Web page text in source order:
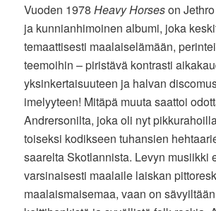
Vuoden 1978Heavy Horseson
ja kunnianhimoinen albumi, joka
temaattisesti maalaiselämään,
teemoihin – piristävä kontrasti
yksinkertaisuuteen ja halvan
imelyyteen! Mitäpä muuta saattoi
Andrersonilta, joka oli nyt
toiseksi kodikseen tuhansien
saarelta Skotlannista. Levyn musiikki
varsinaisesti maalaile laiskan
maalaismaisemaa, vaan on